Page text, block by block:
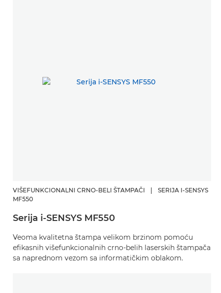
VIŠEFUNKCIONALNI CRNO-BELI ŠTAMPAČI
SERIJA I-SENSYS
MF550
Serija i-SENSYS MF550
Veoma kvalitetna štampa velikom brzinom pomoću
efikasnih višefunkcionalnih crno-belih laserskih štampača
sa naprednom vezom sa informatičkim oblakom.